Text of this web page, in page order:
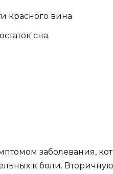
красного вина
сна
заболевания,
к боли.